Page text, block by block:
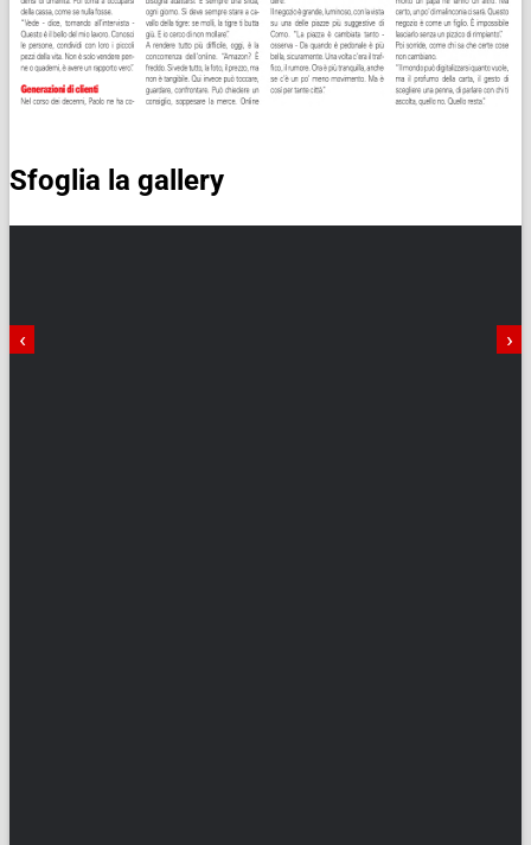
Sfoglia la gallery
‹ ›